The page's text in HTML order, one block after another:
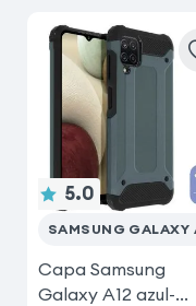
5.0
SAMSUNG GALAXY
Capa Samsung
Galaxy A12 azul-